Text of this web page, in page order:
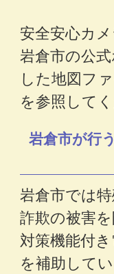
安全安心カ
岩倉市の公
した地図フ
を参照してく
岩倉市が行
岩倉市では
詐欺の被害
対策機能付
を補助してい